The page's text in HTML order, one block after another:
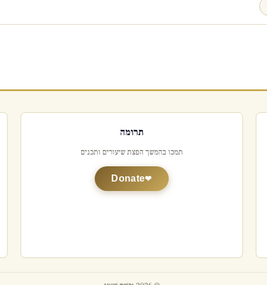
תרומה
תמכו בהמשך הפצת שיעורים ותכנים
Donate